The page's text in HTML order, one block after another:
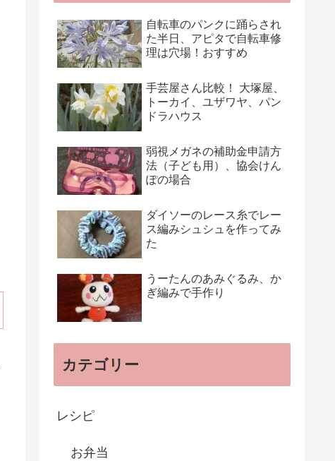
自転車のパンクに踊らされ
た半日、アピタで自転車修
理は穴場！おすすめ
手芸屋さん比較！ 大塚屋、
トーカイ、ユザワヤ、パン
ドラハウス
弱視メガネの補助金申請方
法（子ども用）、協会けん
ぽの場合
ダイソーのレース糸でレー
ス編みシュシュを作ってみ
た
うーたんのあみぐるみ、か
ぎ編みで手作り
カテゴリー
レシピ
お弁当